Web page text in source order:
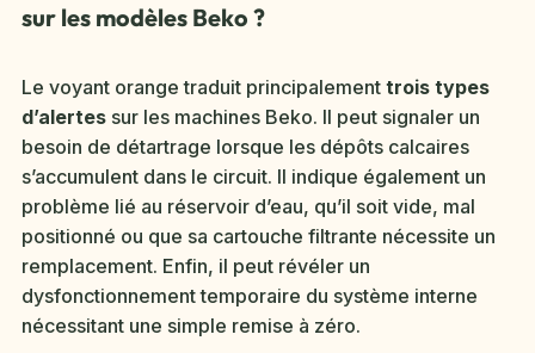
sur les modèles Beko ?
Le voyant orange traduit principalement trois types
d’alertes sur les machines Beko. Il peut signaler un
besoin de détartrage lorsque les dépôts calcaires
s’accumulent dans le circuit. Il indique également un
problème lié au réservoir d’eau, qu’il soit vide, mal
positionné ou que sa cartouche filtrante nécessite un
remplacement. Enfin, il peut révéler un
dysfonctionnement temporaire du système interne
nécessitant une simple remise à zéro.